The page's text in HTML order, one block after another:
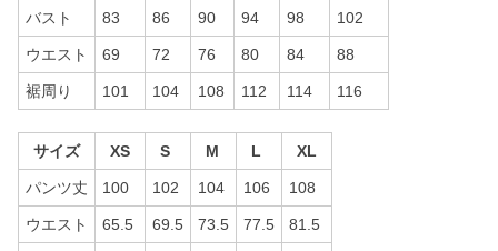
バスト 83 86 90 94 98 102
ウエスト 69 72 76 80 84 88
裾周り 101 104 108 112 114 116
サイズ XS S M L XL
パンツ丈 100 102 104 106 108
ウエスト 65.5 69.5 73.5 77.5 81.5